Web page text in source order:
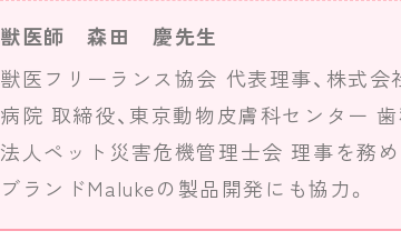
獣医師 森田 慶先生
獣医フリーランス協会 代表理事、株式
病院 取締役、東京動物皮膚科センター
法人ペット災害危機管理士会 理事を務
ブランドMalukeの製品開発にも協力。